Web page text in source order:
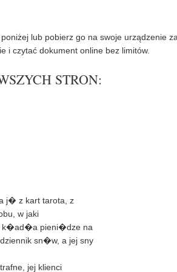
lub pobierz go na swoje urządzenie
i czytać dokument online bez limitów.
STRON: